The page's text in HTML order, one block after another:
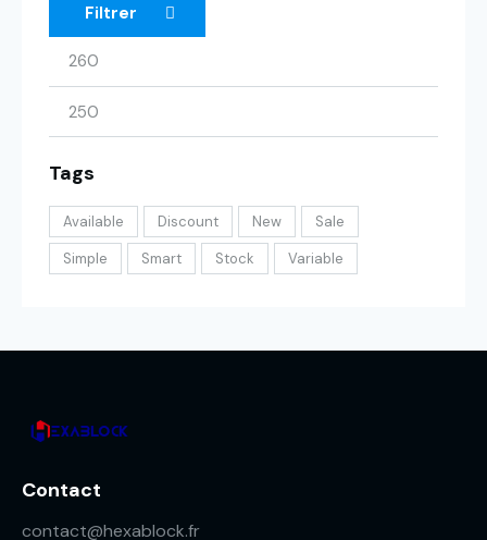
Filtrer
Tags
Available Discount New
Sale
Simple
Smart Stock Variable
Contact
contact@hexablock.fr